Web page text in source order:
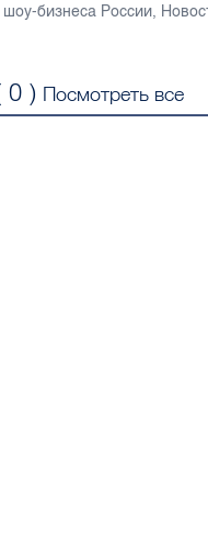
шоу-бизнеса России,
0 ) Посмотреть все